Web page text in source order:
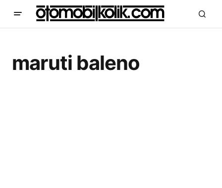
maruti baleno